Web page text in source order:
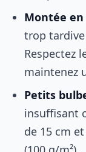
Montée
trop
Respectez
maintenez
Petits
insuffisant
de 15 cm